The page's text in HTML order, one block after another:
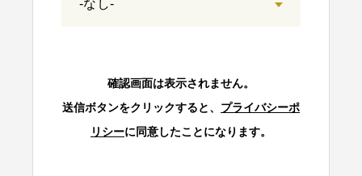
確認画面は表示されません。
送信ボタンをクリックすると、 プライバシーポ
リシーに同意したことになります。